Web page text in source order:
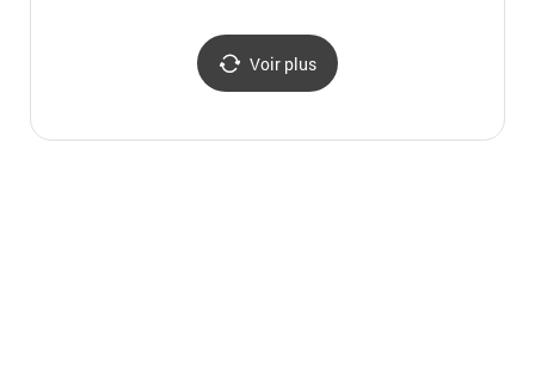
(가야산국립공원 - 백운동
야생화식물원)
Voir plus